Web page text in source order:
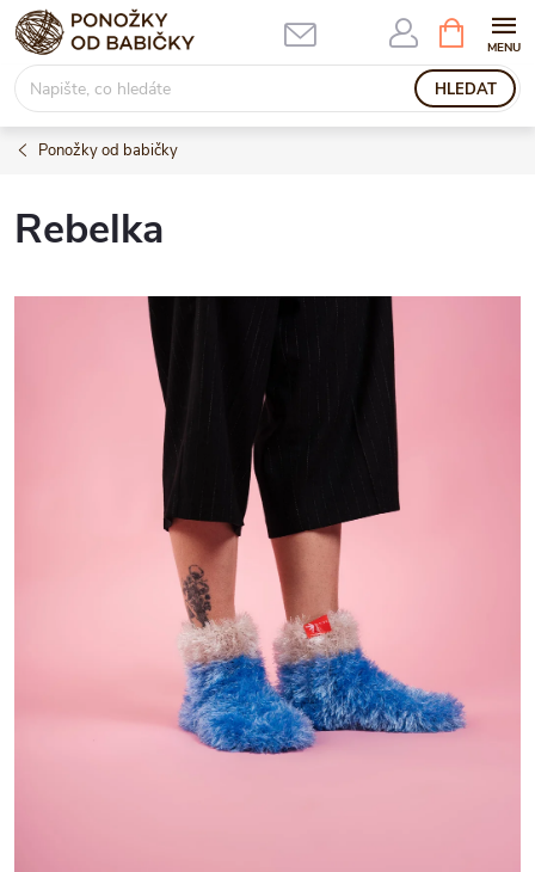
Přejít
na
obsah
HLEDAT
NÁKUPNÍ
KOŠÍK
Ponožky od babičky
Rebelka